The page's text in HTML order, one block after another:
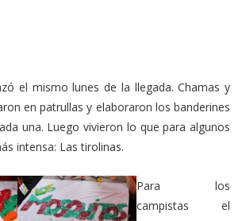
el mismo lunes de la llegada. Chamas y
en patrullas y elaboraron los banderines
una. Luego vivieron lo que para algunos
intensa: Las tirolinas.
Para los
campistas el